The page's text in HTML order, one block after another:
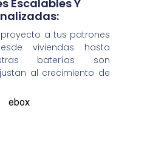
Escalables Y
a tus patrones
viviendas hasta
baterías son
al crecimiento de